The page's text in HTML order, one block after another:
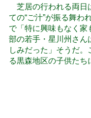
芝居の行われる両日
ての“ご汁”が振る舞わ
で「特に興味もなく家
部の若手・星川州さん
しみだった」そうだ
る黒森地区の子供たち